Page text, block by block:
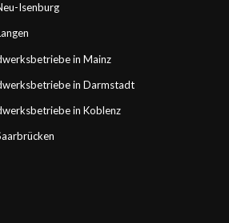
Isenburg
in Mainz
in Darmstadt
in Koblenz